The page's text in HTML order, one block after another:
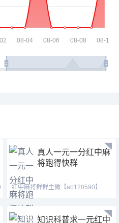
真人一元一分红中麻
将跑得快群
红中麻将群群主微【ab120590】
【mj120590】【tj525555
知识科普求一元红中